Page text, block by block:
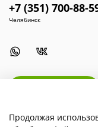
+7 (351) 700-88-
Челябинск
Продолжая